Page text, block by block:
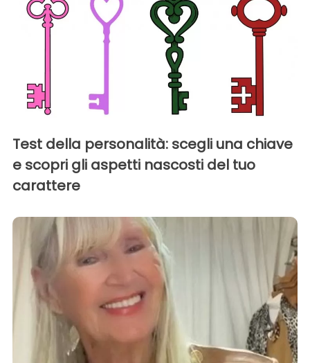
Test della personalità: scegli una chiave
e scopri gli aspetti nascosti del tuo
carattere